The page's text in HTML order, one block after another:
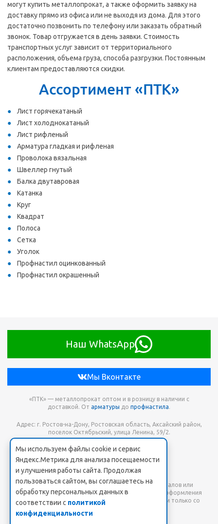
могут купить металлопрокат, а также оформить заявку на
доставку прямо из офиса или не выходя из дома. Для этого
достаточно позвонить по телефону или заказать обратный
звонок. Товар отгружается в день заявки. Стоимость
транспортных услуг зависит от территориального
расположения, объема груза, способа разгрузки. Постоянным
клиентам предоставляются скидки.
Ассортимент «ПТК»
Лист горячекатаный
Лист холоднокатаный
Лист рифленый
Арматура гладкая и рифленая
Проволока вязальная
Швеллер гнутый
Балка двутавровая
Катанка
Круг
Квадрат
Полоса
Сетка
Уголок
Профнастил оцинкованный
Профнастил окрашенный
Наш WhatsApp
Мы Вконтакте
«ПТК» — металлопрокат оптом и в розницу в наличии с
доставкой. От арматуры до профнастила.
Адрес: г. Ростов-на-Дону, Ростовская область, Аксайский район,
поселок Октябрьский, улица Ленина, 59/2.
Телефон для заказа: +7 938 173-68-21
Онлайн заявка: PTK-SHOP@yandex.ru
Любое использование либо копирование материалов или
подборки материалов сайта, элементов дизайна и оформления
допускается лишь с разрешения правообладателя и только со
Мы используем файлы cookie и сервис
Яндекс.Метрика для анализа посещаемости
и улучшения работы сайта. Продолжая
пользоваться сайтом, вы соглашаетесь на
обработку персональных данных в
соответствии с политикой
конфиденциальности